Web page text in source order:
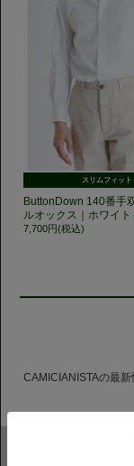
スリムフィット
ButtonDown 140番手
ルオックス｜ホワイト
7,700円(税込)
CAMICIANISTAの最